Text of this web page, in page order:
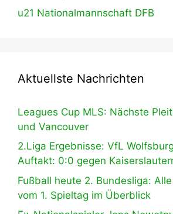
u21 Nationalmannschaft DFB
Aktuellste Nachrichten
Leagues Cup MLS: Nächste
und Vancouver
2.Liga Ergebnisse: VfL
Auftakt: 0:0 gegen
Fußball heute 2. Bundesliga:
vom 1. Spieltag im Überblick